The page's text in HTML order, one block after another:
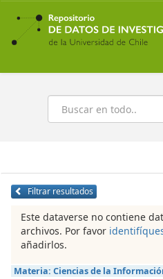
Ir
contenido
principal
Buscar
Filtrar resultados
Este dataverse no contiene
archivos. Por favor
añadirlos.
Materia: Ciencias de la